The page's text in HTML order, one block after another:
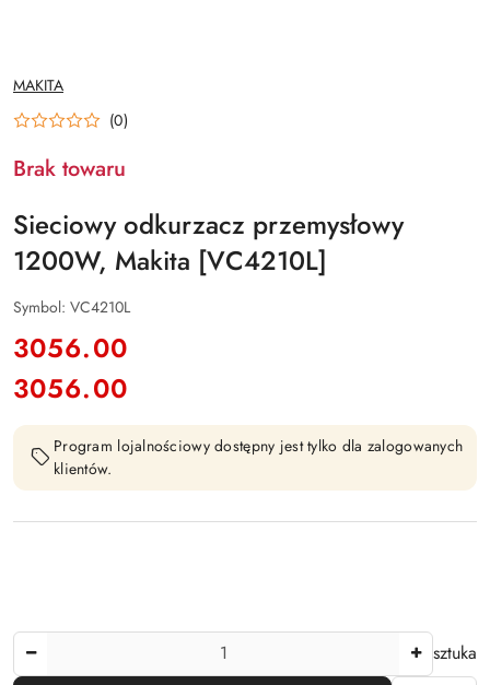
NAZWA
PRODUCENTA:
MAKITA
(0)
Brak towaru
Sieciowy odkurzacz przemysłowy
1200W, Makita [VC4210L]
Symbol: VC4210L
cena:
3056.00
Cena:
3056.00
Program lojalnościowy dostępny jest tylko dla zalogowanych
klientów.
sztuka